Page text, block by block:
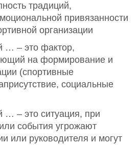
традиций,
привязанности
организации
… – это фактор,
на формирование и
(спортивные
социальные
… – это ситуация, при
события угрожают
или руководителя и могут